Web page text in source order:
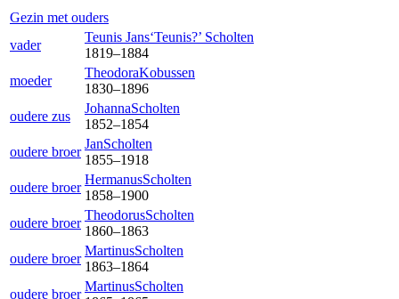
Gezin met ouders
vader
Teunis Jans‘Teunis?’ Scholten
1819–1884
moeder
TheodoraKobussen
1830–1896
oudere zus
JohannaScholten
1852–1854
oudere broer
JanScholten
1855–1918
oudere broer
HermanusScholten
1858–1900
oudere broer
TheodorusScholten
1860–1863
oudere broer
MartinusScholten
1863–1864
oudere broer
MartinusScholten